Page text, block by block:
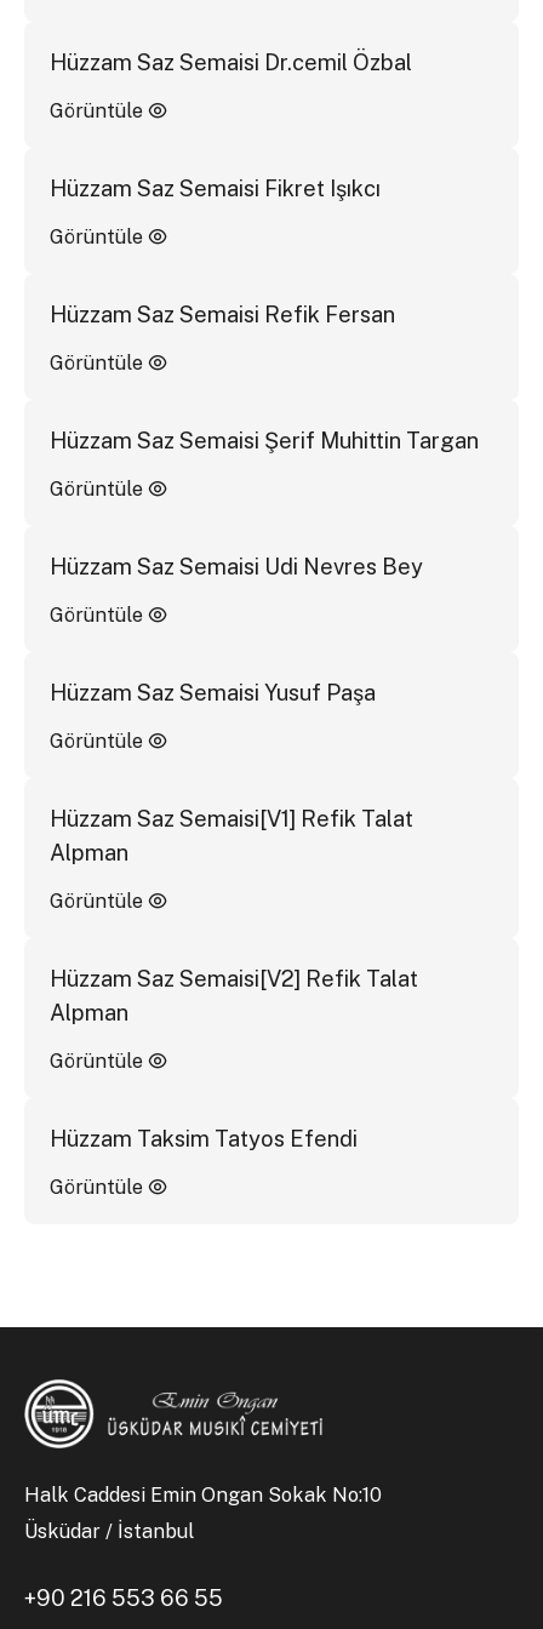
Hüzzam Saz Semaisi Dr.cemil Özbal
Görüntüle
Hüzzam Saz Semaisi Fikret Işıkcı
Görüntüle
Hüzzam Saz Semaisi Refik Fersan
Görüntüle
Hüzzam Saz Semaisi Şerif Muhittin Targan
Görüntüle
Hüzzam Saz Semaisi Udi Nevres Bey
Görüntüle
Hüzzam Saz Semaisi Yusuf Paşa
Görüntüle
Hüzzam Saz Semaisi[V1] Refik Talat
Alpman
Görüntüle
Hüzzam Saz Semaisi[V2] Refik Talat
Alpman
Görüntüle
Hüzzam Taksim Tatyos Efendi
Görüntüle
Halk Caddesi Emin Ongan Sokak No:10
Üsküdar / İstanbul
+90 216 553 66 55